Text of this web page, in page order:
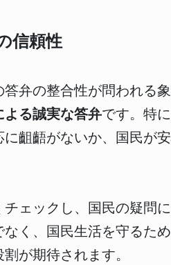
信頼性
弁の整合性が問われる
よる誠実な答弁です。特
齟齬がないか、国民が
ェックし、国民の疑問
く、国民生活を守るた
が期待されます。